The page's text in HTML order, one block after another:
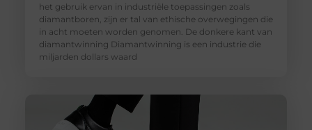
het gebruik ervan in industriële toepassingen zoals
diamantboren, zijn er tal van ethische overwegingen die
in acht moeten worden genomen. De donkere kant van
diamantwinning Diamantwinning is een industrie die
miljarden dollars waard